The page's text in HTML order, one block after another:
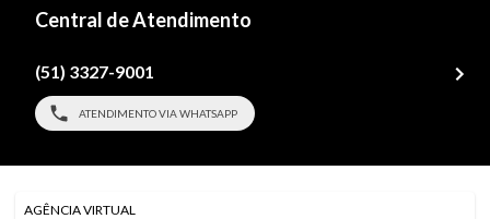
Central de Atendimento
(51) 3327-9001
ATENDIMENTO VIA WHATSAPP
AGÊNCIA VIRTUAL